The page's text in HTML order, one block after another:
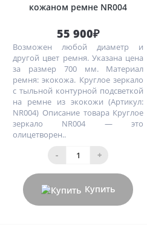
кожаном ремне NR004
55 900₽
Возможен любой диаметр и
другой цвет ремня. Указана цена
за размер 700 мм. Материал
ремня: экокожа. Круглое зеркало
с тыльной контурной подсветкой
на ремне из экокожи (Артикул:
NR004) Описание товара Круглое
зеркало NR004 — это
олицетворен..
-
+
Купить